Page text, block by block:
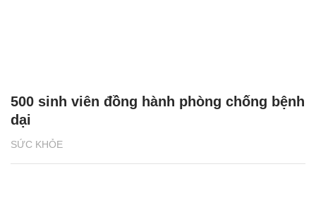
SỨC KHỎE
500 sinh viên đồng hành phòng chống bệnh
dại